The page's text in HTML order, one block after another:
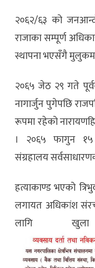
२०६२/६३ को
राजाका सम्पूर्ण
स्थापना भएसँगै मुलुकमा
२०६५ जेठ २९ गते
नागार्जुन पुगेपछि
रूपमा रहेको
। २०६५ फागुन १५
संग्रहालय
हत्याकाण्ड भएको
लगायत अधिकांश
लागि